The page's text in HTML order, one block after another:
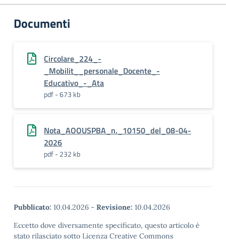
Documenti
Circolare_224_-
_Mobilit__personale_Docente_-
Educativo_-_Ata
pdf - 673 kb
Nota_AOOUSPBA_n._10150_del_08-04-
2026
pdf - 232 kb
Pubblicato: 10.04.2026 - Revisione: 10.04.2026
Eccetto dove diversamente specificato, questo articolo è
stato rilasciato sotto Licenza Creative Commons